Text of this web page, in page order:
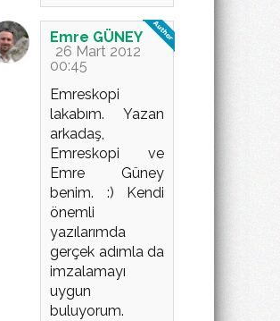
Emre GÜNEY
26 Mart 2012
00:45
Emreskopi
lakabım. Yazan
arkadaş,
Emreskopi ve
Emre Güney
benim. :) Kendi
önemli
yazılarımda
gerçek adımla da
imzalamayı
uygun
buluyorum.